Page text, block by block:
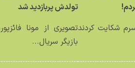
شکایت کردند
تولدش پربازدید شد
تصویری از مونا
بازیگر سریال...